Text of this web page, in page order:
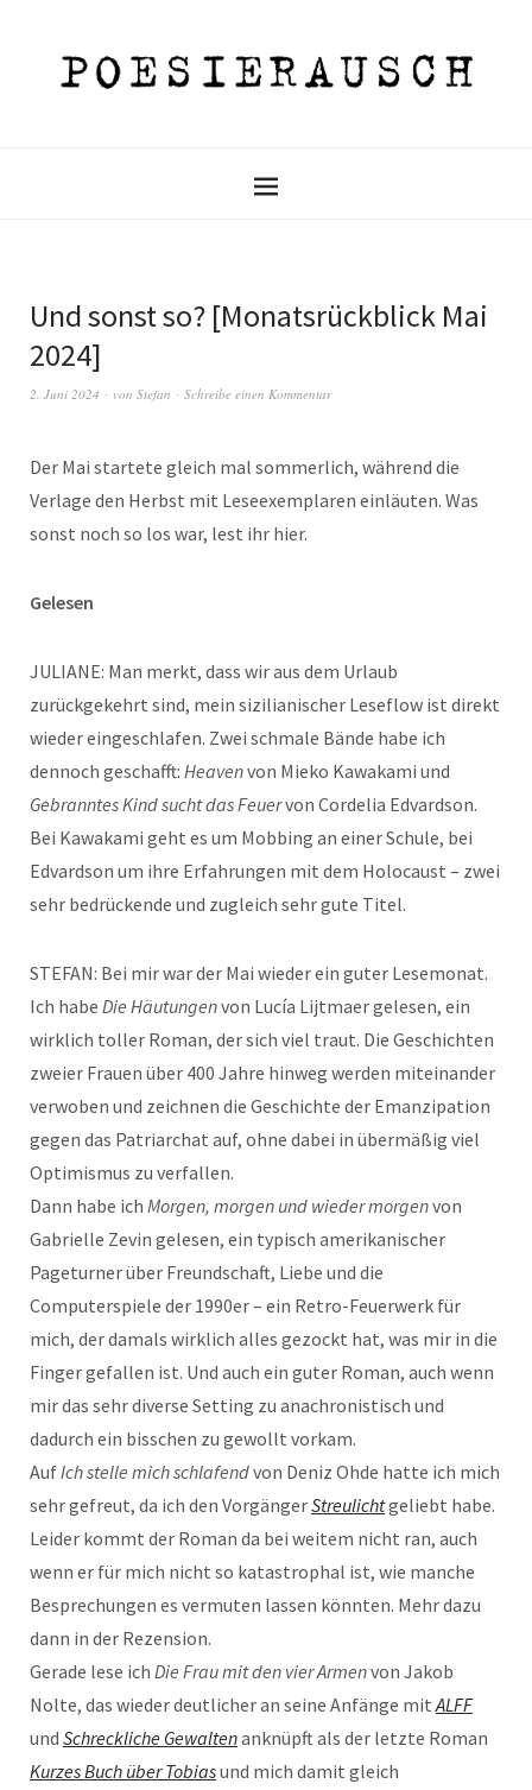
Und sonst so? [Monatsrückblick Mai
2024]
2. Juni 2024 von Stefan Schreibe einen Kommentar
Der Mai startete gleich mal sommerlich, während die
Verlage den Herbst mit Leseexemplaren einläuten. Was
sonst noch so los war, lest ihr hier.
Gelesen
JULIANE: Man merkt, dass wir aus dem Urlaub
zurückgekehrt sind, mein sizilianischer Leseflow ist direkt
wieder eingeschlafen. Zwei schmale Bände habe ich
dennoch geschafft: Heavenvon Mieko Kawakami und
Gebranntes Kind sucht das Feuervon Cordelia Edvardson.
Bei Kawakami geht es um Mobbing an einer Schule, bei
Edvardson um ihre Erfahrungen mit dem Holocaust – zwei
sehr bedrückende und zugleich sehr gute Titel.
STEFAN: Bei mir war der Mai wieder ein guter Lesemonat.
Ich habe Die Häutungenvon Lucía Lijtmaer gelesen, ein
wirklich toller Roman, der sich viel traut. Die Geschichten
zweier Frauen über 400 Jahre hinweg werden miteinander
verwoben und zeichnen die Geschichte der Emanzipation
gegen das Patriarchat auf, ohne dabei in übermäßig viel
Optimismus zu verfallen.
Dann habe ich Morgen, morgen und wieder morgenvon
Gabrielle Zevin gelesen, ein typisch amerikanischer
Pageturner über Freundschaft, Liebe und die
Computerspiele der 1990er – ein Retro-Feuerwerk für
mich, der damals wirklich alles gezockt hat, was mir in die
Finger gefallen ist. Und auch ein guter Roman, auch wenn
mir das sehr diverse Setting zu anachronistisch und
dadurch ein bisschen zu gewollt vorkam.
AufIch stelle mich schlafendvon Deniz Ohde hatte ich mich
sehr gefreut, da ich den VorgängerStreulichtgeliebt habe.
Leider kommt der Roman da bei weitem nicht ran, auch
wenn er für mich nicht so katastrophal ist, wie manche
Besprechungen es vermuten lassen könnten. Mehr dazu
dann in der Rezension.
Gerade lese ich Die Frau mit den vier Armenvon Jakob
Nolte, das wieder deutlicher an seine Anfänge mit ALFF
und Schreckliche Gewaltenanknüpft als der letzte Roman
Kurzes Buch über Tobiasund mich damit gleich